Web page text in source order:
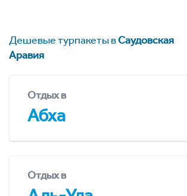
Дешевые турпакеты вСаудовская
Аравия
Отдых в
Абха
Отдых в